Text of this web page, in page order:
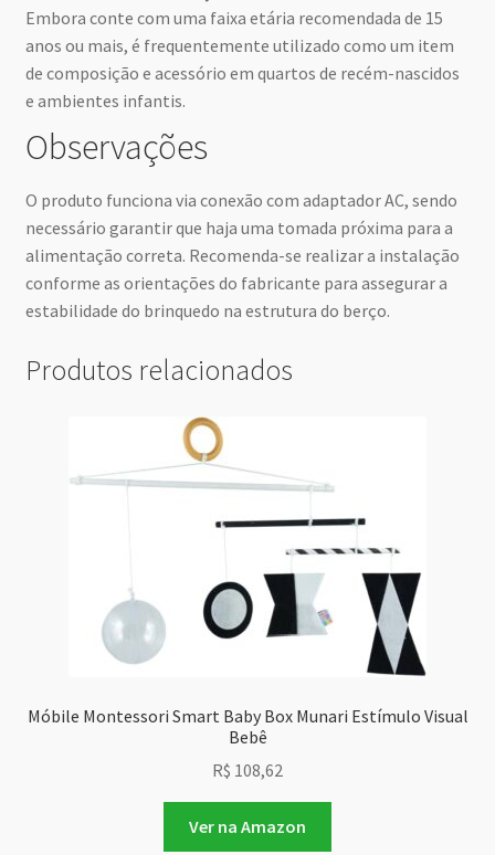
Embora conte com uma faixa etária recomendada de 15
anos ou mais, é frequentemente utilizado como um item
de composição e acessório em quartos de recém-nascidos
e ambientes infantis.
Observações
O produto funciona via conexão com adaptador AC, sendo
necessário garantir que haja uma tomada próxima para a
alimentação correta. Recomenda-se realizar a instalação
conforme as orientações do fabricante para assegurar a
estabilidade do brinquedo na estrutura do berço.
Produtos relacionados
Móbile Montessori Smart Baby Box Munari Estímulo Visual
Bebê
R$ 108,62
Ver na Amazon